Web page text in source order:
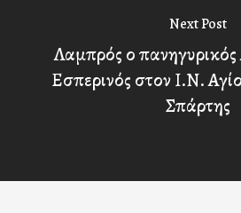
Next Post
Λαμπρός ο πανηγυρικός
Εσπερινός στον Ι.Ν.
Σπάρτης